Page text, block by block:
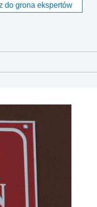
do grona ekspertów